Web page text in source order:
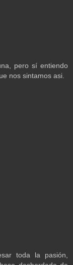
pero sí entiendo
nos sintamos asi.
toda la pasión,